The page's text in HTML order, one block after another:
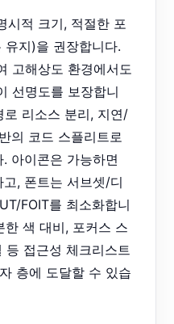
시적 크기, 적절한 포
유지)을 권장합니다.
고해상도 환경에서도
선명도를 보장합니
로 리소스 분리, 지연/
의 코드 스플리트로
아이콘은 가능하면
, 폰트는 서브셋/디
FOIT를 최소화합니
한 색 대비, 포커스 스
등 접근성 체크리스트
층에 도달할 수 있습